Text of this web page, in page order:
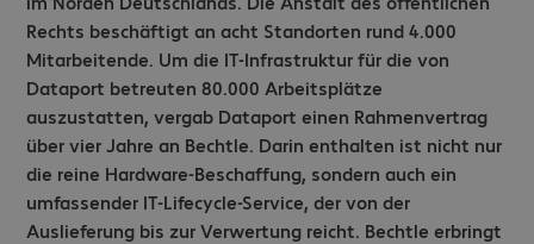
Rechts beschäftigt an acht Standorten rund 4.000
Mitarbeitende. Um die IT-Infrastruktur für die von
Dataport betreuten 80.000 Arbeitsplätze
auszustatten, vergab Dataport einen Rahmenvertrag
über vier Jahre an Bechtle. Darin enthalten ist nicht nur
die reine Hardware-Beschaffung, sondern auch ein
umfassender IT-Lifecycle-Service, der von der
Auslieferung bis zur Verwertung reicht. Bechtle erbringt